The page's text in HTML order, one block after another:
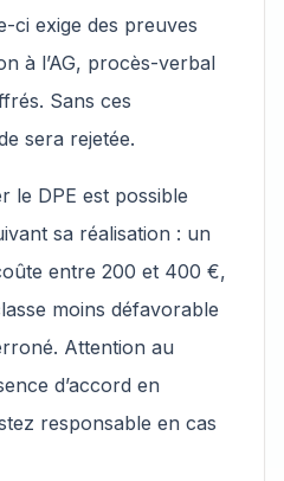
ci exige des preuves
à l’AG, procès-verbal
Sans ces
sera rejetée.
le DPE est possible
sa réalisation : un
entre 200 et 400 €,
moins défavorable
Attention au
d’accord en
responsable en cas